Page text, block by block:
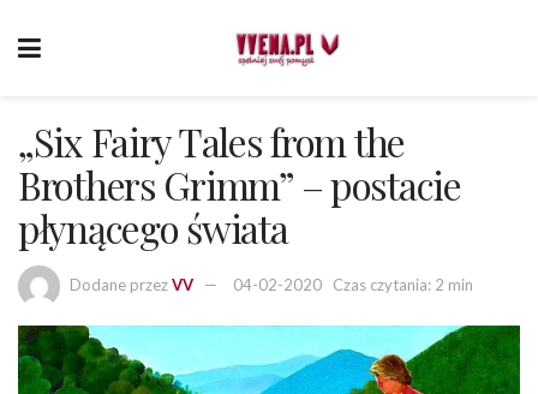
„Six Fairy Tales from the
Brothers Grimm” – postacie
płynącego świata
Dodane przezVV 04-02-2020 Czas czytania: 2 min